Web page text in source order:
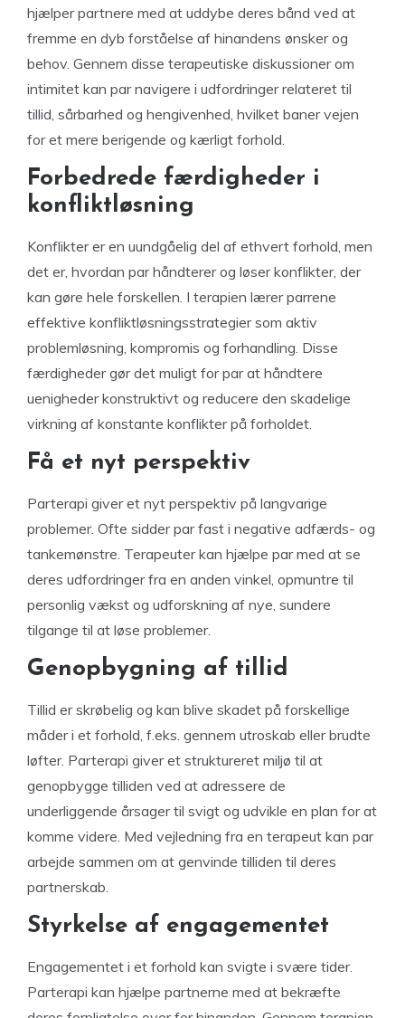
hjælper partnere med at uddybe deres bånd ved at
fremme en dyb forståelse af hinandens ønsker og
behov. Gennem disse terapeutiske diskussioner om
intimitet kan par navigere i udfordringer relateret til
tillid, sårbarhed og hengivenhed, hvilket baner vejen
for et mere berigende og kærligt forhold.
Forbedrede færdigheder i
konfliktløsning
Konflikter er en uundgåelig del af ethvert forhold, men
det er, hvordan par håndterer og løser konflikter, der
kan gøre hele forskellen. I terapien lærer parrene
effektive konfliktløsningsstrategier som aktiv
problemløsning, kompromis og forhandling. Disse
færdigheder gør det muligt for par at håndtere
uenigheder konstruktivt og reducere den skadelige
virkning af konstante konflikter på forholdet.
Få et nyt perspektiv
Parterapi giver et nyt perspektiv på langvarige
problemer. Ofte sidder par fast i negative adfærds- og
tankemønstre. Terapeuter kan hjælpe par med at se
deres udfordringer fra en anden vinkel, opmuntre til
personlig vækst og udforskning af nye, sundere
tilgange til at løse problemer.
Genopbygning af tillid
Tillid er skrøbelig og kan blive skadet på forskellige
måder i et forhold, f.eks. gennem utroskab eller brudte
løfter. Parterapi giver et struktureret miljø til at
genopbygge tilliden ved at adressere de
underliggende årsager til svigt og udvikle en plan for at
komme videre. Med vejledning fra en terapeut kan par
arbejde sammen om at genvinde tilliden til deres
partnerskab.
Styrkelse af engagementet
Engagementet i et forhold kan svigte i svære tider.
Parterapi kan hjælpe partnerne med at bekræfte